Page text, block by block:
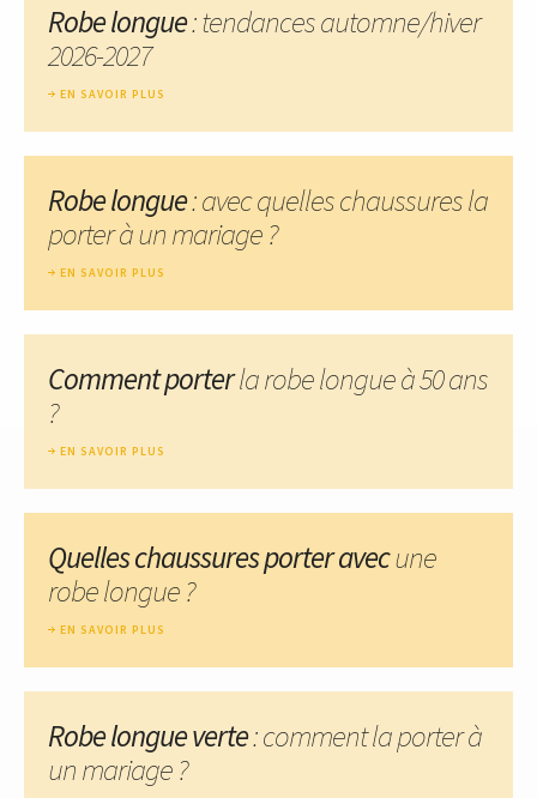
Robe longue: tendances automne/hiver
2026-2027
EN SAVOIR PLUS
Robe longue: avec quelles chaussures la
porter à un mariage ?
EN SAVOIR PLUS
Comment porterla robe longue à 50 ans
?
EN SAVOIR PLUS
Quelles chaussures porter avecune
robe longue ?
EN SAVOIR PLUS
Robe longue verte: comment la porter à
un mariage ?